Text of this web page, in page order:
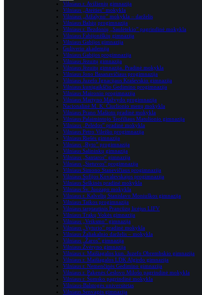
Vilniaus r. Avižienių gimnazija
Vilniaus „Ateities” mokykla
Vilniaus „Atžalyno” mokykla – darželis
Vilniaus Balsių progimnazija
Vilniaus r. Bezdonių „Saulėtekio” pagrindinė mokykla
Vilniaus Fabijoniškių gimnazija
Vilniaus Gabijos gimnazija
Guliverio akademija
Vilniaus Gabijos progimnazija
Vilniaus Jėzuitų gimnazija
Vilniaus Jėzuitų gimnazija. Pradinė mokykla
Vilniaus Jono Basanavičiaus progimnazija
Vilniaus Juzefo Ignacijaus Kraševskio gimnazija
Vilniaus kunigaikščio Gedimino progimnazija
Vilniaus Maironio progimnazija
Vilniaus Martyno Mažvydo progimnazija
Nacionalinė M. K. Čiurlionio menų mokykla
Vilniaus Prano Mašioto pradinė mokykla
Vilniaus Palaimintojo Teofiliaus Matulionio gimnazija
Vilniaus „Pelėdos” pradinė mokykla
Vilniaus Petro Vileišio progimnazija
Vilniaus Riešės gimnazija
Vilniaus „Ryto” progimnazija
Vilniaus Salininkų gimnazija
Vilniaus „Santaros” gimnazija
Vilniaus „Sietuvos” progimnazija
Vilniaus Simono Stanevičiaus progimnazija
Vilniaus Sofijos Kovalevskajos progimnazija
Vilniaus Šeškinės pradinė mokykla
Vilniaus Šv. Juozapo mokykla
Vilniaus r. Kalvelių Stanislavo Moniuškos gimnazija
Vilniaus Taikos progimnazija
Vilniaus tarptautinis Prancūzų licėjus LIFV
Vilniaus Trakų Vokės gimnazija
Vilniaus „Veiksmo” gimnazija
Vilniaus „Vyturio” pradinė mokykla
Vilniaus Žaliakalnio darželis – mokykla
Vilniaus „Žaros” gimnazija
Vilniaus Žvėryno gimnazija
Vilniaus r. Maišiagalos kun. Juzefo Obrembskio gimnazija
Vilniaus r. Maišiagalos LDK Algirdo gimnazija
Vilniaus r. Nemenčinės Gedimino gimnazija
Vilniaus r. Pake­nės Čes­lovo Milošo pag­rin­dinė mokykla
Vilniaus r. Šumsko pagrindinė mokykla
Vilniaus-Balstogės universitetas
Vilniaus Senvagės gimnazija